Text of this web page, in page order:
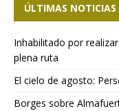
ÚLTIMAS NOTICIAS
Inhabilitado por
plena ruta
El cielo de agosto:
Borges sobre